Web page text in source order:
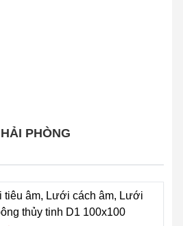
PHÒNG
tiêu âm, Lưới cách âm, Lưới
thủy tinh D1 100x100